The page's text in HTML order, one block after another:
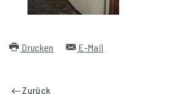
Drucken E-Mail
Zurück